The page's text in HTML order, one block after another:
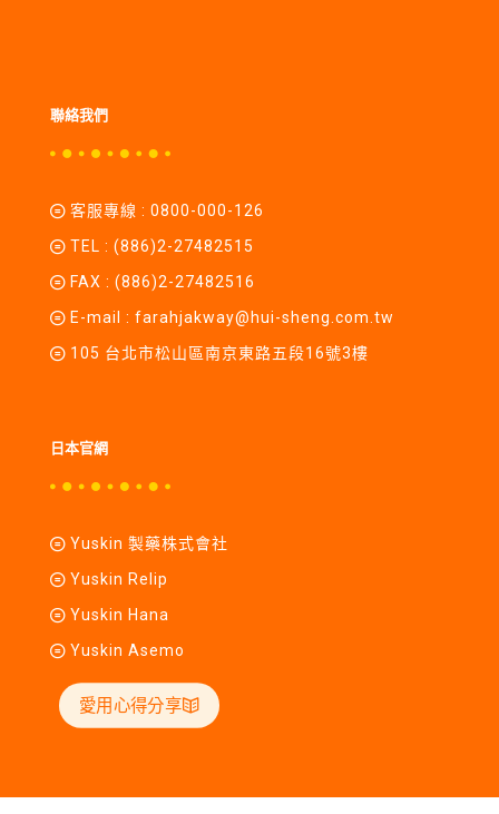
聯絡我們
客服專線 : 0800-000-126
TEL : (886)2-27482515
FAX : (886)2-27482516
E-mail : farahjakway@hui-sheng.com.tw
105 台北市松山區南京東路五段16號3樓
日本官網
Yuskin 製藥株式會社
Yuskin Relip
Yuskin Hana
Yuskin Asemo
愛用心得分享